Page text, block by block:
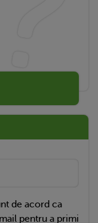
de acord ca
pentru a primi